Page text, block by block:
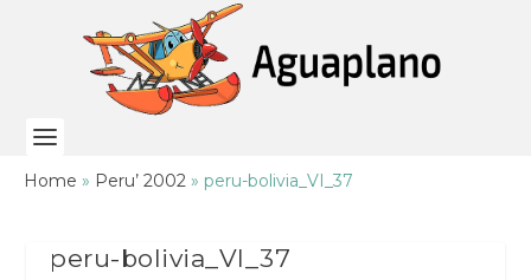
Home » Peru’ 2002 » peru-bolivia_VI_37
peru-bolivia_VI_37